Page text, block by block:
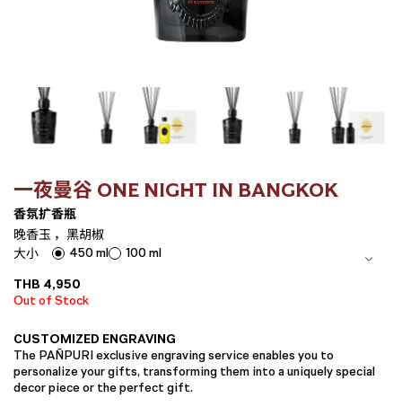
一夜曼谷 ONE NIGHT IN BANGKOK
香氛扩香瓶
晚香玉 ，黑胡椒
大小
450 ml
100 ml
THB 4,950
Out of Stock
CUSTOMIZED ENGRAVING
The PAÑPURI exclusive engraving service enables you to
personalize your gifts, transforming them into a uniquely special
decor piece or the perfect gift.